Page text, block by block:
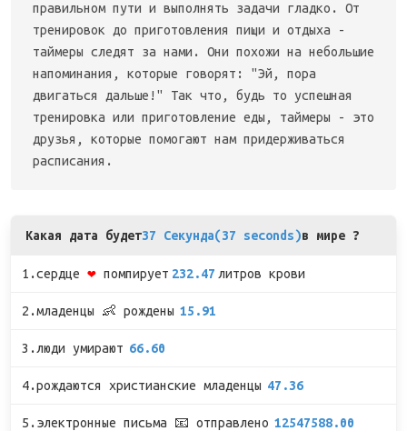
правильном пути и выполнять задачи гладко. От
тренировок до приготовления пищи и отдыха -
таймеры следят за нами. Они похожи на небольшие
напоминания, которые говорят: "Эй, пора
двигаться дальше!" Так что, будь то успешная
тренировка или приготовление еды, таймеры - это
друзья, которые помогают нам придерживаться
расписания.
Какая дата будет37 Секунда(37 seconds)в мире ?
1.сердце ❤ помпирует 232.47 литров крови
2.младенцы 👶 рождены 15.91
3.люди умирают 66.60
4.рождаются христианские младенцы 47.36
5.электронные письма 📧 отправлено 12547588.00